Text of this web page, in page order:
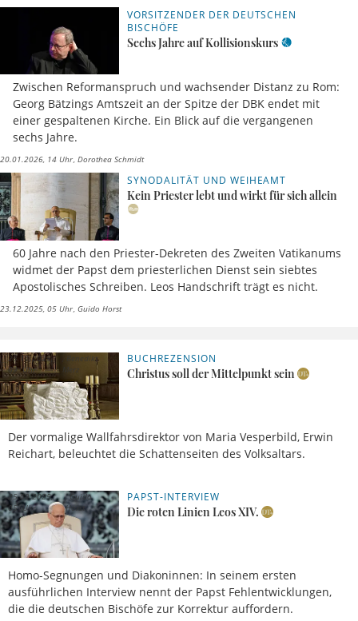
VORSITZENDER DER DEUTSCHEN
BISCHÖFE
Sechs Jahre auf Kollisionskurs
Zwischen Reformanspruch und wachsender Distanz zu Rom:
Georg Bätzings Amtszeit an der Spitze der DBK endet mit
einer gespaltenen Kirche. Ein Blick auf die vergangenen
sechs Jahre.
20.01.2026, 14 Uhr Dorothea Schmidt
SYNODALITÄT UND WEIHEAMT
Kein Priester lebt und wirkt für sich allein
60 Jahre nach den Priester-Dekreten des Zweiten Vatikanums
widmet der Papst dem priesterlichen Dienst sein siebtes
Apostolisches Schreiben. Leos Handschrift trägt es nicht.
23.12.2025, 05 Uhr Guido Horst
BUCHREZENSION
Christus soll der Mittelpunkt sein
Der vormalige Wallfahrsdirektor von Maria Vesperbild, Erwin
Reichart, beleuchtet die Schattenseiten des Volksaltars.
23.11.2025,
09 Uhr
Benedikt
Merz
PAPST-INTERVIEW
Die roten Linien Leos XIV.
Homo-Segnungen und Diakoninnen: In seinem ersten
ausführlichen Interview nennt der Papst Fehlentwicklungen,
die die deutschen Bischöfe zur Korrektur auffordern.
25.09.2025,
05 Uhr
Guido
Horst